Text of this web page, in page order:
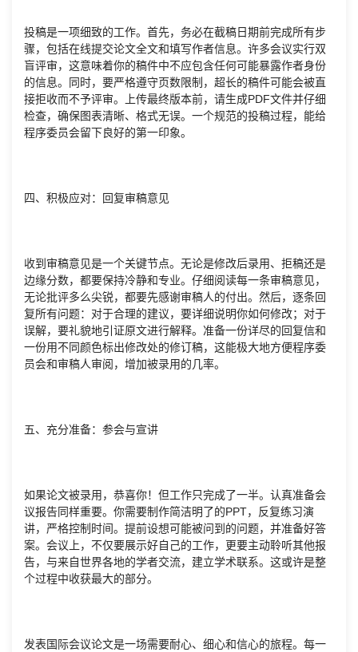
投稿是一项细致的工作。首先，务必在截稿日期前完成所有步
骤，包括在线提交论文全文和填写作者信息。许多会议实行双
盲评审，这意味着你的稿件中不应包含任何可能暴露作者身份
的信息。同时，要严格遵守页数限制，超长的稿件可能会被直
接拒收而不予评审。上传最终版本前，请生成PDF文件并仔细
检查，确保图表清晰、格式无误。一个规范的投稿过程，能给
程序委员会留下良好的第一印象。
四、积极应对：回复审稿意见
收到审稿意见是一个关键节点。无论是修改后录用、拒稿还是
边缘分数，都要保持冷静和专业。仔细阅读每一条审稿意见，
无论批评多么尖锐，都要先感谢审稿人的付出。然后，逐条回
复所有问题：对于合理的建议，要详细说明你如何修改；对于
误解，要礼貌地引证原文进行解释。准备一份详尽的回复信和
一份用不同颜色标出修改处的修订稿，这能极大地方便程序委
员会和审稿人审阅，增加被录用的几率。
五、充分准备：参会与宣讲
如果论文被录用，恭喜你！但工作只完成了一半。认真准备会
议报告同样重要。你需要制作简洁明了的PPT，反复练习演
讲，严格控制时间。提前设想可能被问到的问题，并准备好答
案。会议上，不仅要展示好自己的工作，更要主动聆听其他报
告，与来自世界各地的学者交流，建立学术联系。这或许是整
个过程中收获最大的部分。
发表国际会议论文是一场需要耐心、细心和信心的旅程。每一